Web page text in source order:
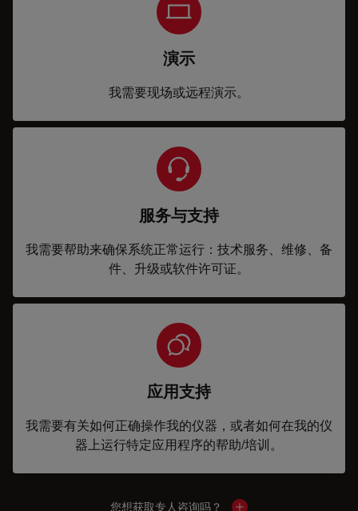
演示
我需要现场或远程演示。
服务与支持
我需要帮助来确保系统正常运行：技术服务、维修、备
件、升级或软件许可证。
应用支持
我需要有关如何正确操作我的仪器，或者如何在我的仪
器上运行特定应用程序的帮助/培训。
您想获取专人咨询吗？